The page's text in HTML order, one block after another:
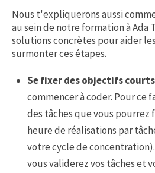
Nous t'expliquerons aussi
au sein de notre formation à Ada
solutions concrètes pour aider les
surmonter ces étapes.
Se fixer des objectifs
commencer à coder. Pour ce
des tâches que vous pourrez
heure de réalisations par
votre cycle de
vous validerez vos tâches et